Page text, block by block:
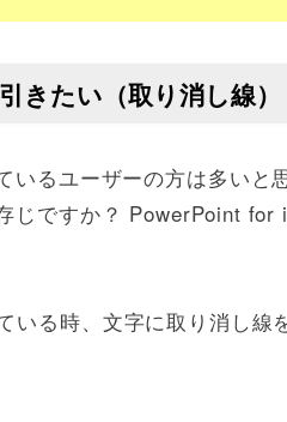
きたい（取り消し線）
るユーザーの方は多いと
じですか？ PowerPoint for
いる時、文字に取り消し線